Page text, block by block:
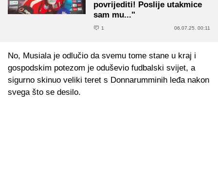
povrijediti! Poslije utakmice
sam mu..."
1 06.07.25. 00:11
No, Musiala je odlučio da svemu tome stane u kraj i
gospodskim potezom je oduševio fudbalski svijet, a
sigurno skinuo veliki teret s Donnarumminih leđa nakon
svega što se desilo.